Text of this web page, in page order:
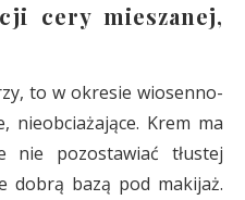
cery mieszanej,
to w okresie wiosenno-
nieobciażające. Krem ma
nie pozostawiać tłustej
dobrą bazą pod makijaż.